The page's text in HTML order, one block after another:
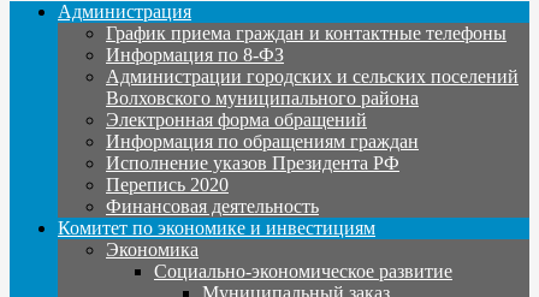
Администрация
График приема граждан и контактные телефоны
Информация по 8-ФЗ
Администрации городских и сельских поселений
Волховского муниципального района
Электронная форма обращений
Информация по обращениям граждан
Исполнение указов Президента РФ
Перепись 2020
Финансовая деятельность
Комитет по экономике и инвестициям
Экономика
Социально-экономическое развитие